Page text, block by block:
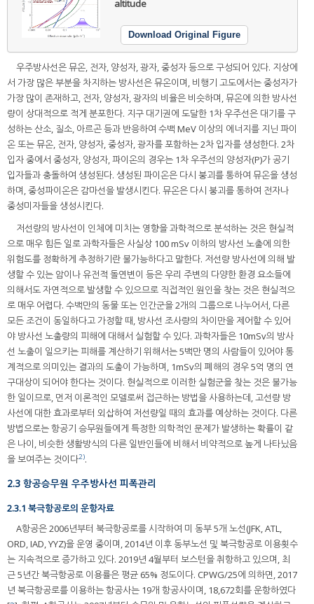
altitude
Download Original Figure
우주방사선은 뮤온, 전자, 양성자, 광자, 중성자 등으로 구성되어 있다. 지상에
서 가장 많은 부분을 차지하는 방사선은 뮤온이며, 비행기 고도에서는 중성자가
가장 많이 존재하고, 전자, 양성자, 광자의 비율은 비슷하며, 뮤온에 의한 방사선
량이 상대적으로 적게 분포한다. 지구 대기권에 도달한 1차 우주선은 대기를 구
성하는 산소, 질소, 아르곤 등과 반응하여 수백 MeV 이상의 에너지를 지닌 파이
온 또는 뮤온, 전자, 양성자, 중성자, 광자를 포함하는 2차 입자를 생성한다. 2차
입자 중에서 중성자, 양성자, 파이온의 경우는 1차 우주선의 양성자(P)가 공기
입자들과 충돌하여 생성된다. 생성된 파이온은 다시 붕괴를 통하여 뮤온을 생성
하며, 중성파이온은 감마선을 발생시킨다. 뮤온은 다시 붕괴를 통하여 전자나
중성미자들을 생성시킨다.
저선량의 방사선이 인체에 미치는 영향을 과학적으로 분석하는 것은 현실적
으로 매우 힘든 일로 과학자들은 사실상 100 mSv 이하의 방사선 노출에 의한
위험도를 정확하게 추정하기란 불가능하다고 말한다. 저선량 방사선에 의해 발
생할 수 있는 암이나 유전적 돌연변이 등은 우리 주변의 다양한 환경 요소들에
의해서도 자연적으로 발생할 수 있으므로 직접적인 원인을 찾는 것은 현실적으
로 매우 어렵다. 수백만의 동물 또는 인간군을 2개의 그룹으로 나누어서, 다른
모든 조건이 동일하다고 가정할 때, 방사선 조사량의 차이만을 제어할 수 있어
야 방사선 노출량의 피해에 대해서 실험할 수 있다. 과학자들은 10mSv의 방사
선 노출이 일으키는 피해를 계산하기 위해서는 5백만 명의 사람들이 있어야 통
계적으로 의미있는 결과의 도출이 가능하며, 1mSv의 폐해의 경우 5억 명의 연
구대상이 되어야 한다는 것이다. 현실적으로 이러한 실험군을 찾는 것은 불가능
한 일이므로, 먼저 이론적인 모델로써 접근하는 방법을 사용하는데, 고선량 방
사선에 대한 효과로부터 외삽하여 저선량일 때의 효과를 예상하는 것이다. 다른
방법으로는 항공기 승무원들에게 특정한 의학적인 문제가 발생하는 확률이 같
은 나이, 비슷한 생활방식의 다른 일반인들에 비해서 비약적으로 높게 나타났음
을 보여주는 것이다2).
2.3 항공승무원 우주방사선 피폭관리
2.3.1 북극항공로의 운항자료
A항공은 2006년부터 북극항공로를 시작하여 미 동부 5개 노선(JFK, ATL,
ORD, IAD, YYZ)을 운영 중이며, 2014년 이후 동부노선 및 북극항공로 이용횟수
는 지속적으로 증가하고 있다. 2019년 4월부터 보스턴을 취항하고 있으며, 최
근 5년간 북극항공로 이용률은 평균 65% 정도이다. CPWG/25에 의하면, 2017
년 북극항공로를 이용하는 항공사는 19개 항공사이며, 18,672회를 운항하였다